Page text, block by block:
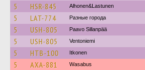
5 HSR-845 Alhonen&Lastunen
5 LAT-774 Разные города
5 USH-805 Paavo Sillanpää
5 USH-805 Ventoniemi
5 HTB-100 Itkonen
5 AXA-881 Wasabus